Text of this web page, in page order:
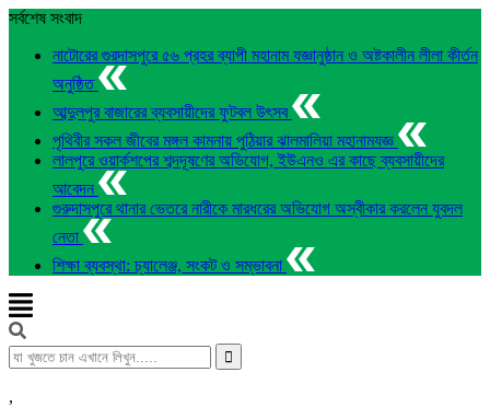
সর্বশেষ সংবাদ
নাটোরের গুরদাসপুরে ৫৬ প্রহর ব্যাপী মহানাম যজ্ঞানুষ্ঠান ও অষ্টকালীন লীলা কীর্তন
অনুষ্ঠিত
আব্দুলপুর বাজারের ব্যবসায়ীদের ফুটবল উৎসব
পৃথিবীর সকল জীবের মঙ্গল কামনায় পুঠিয়ার ঝালমালিয়া মহানামযজ্ঞ
লালপুরে ওয়ার্কশপের শব্দদূষণের অভিযোগ, ইউএনও এর কাছে ব্যবসায়ীদের
আবেদন
গুরুদাসপুরে থানার ভেতরে নারীকে মারধরের অভিযোগ অস্বীকার করলেন যুবদল
নেতা
শিক্ষা ব্যবস্থা: চ্যালেঞ্জ, সংকট ও সম্ভাবনা
,